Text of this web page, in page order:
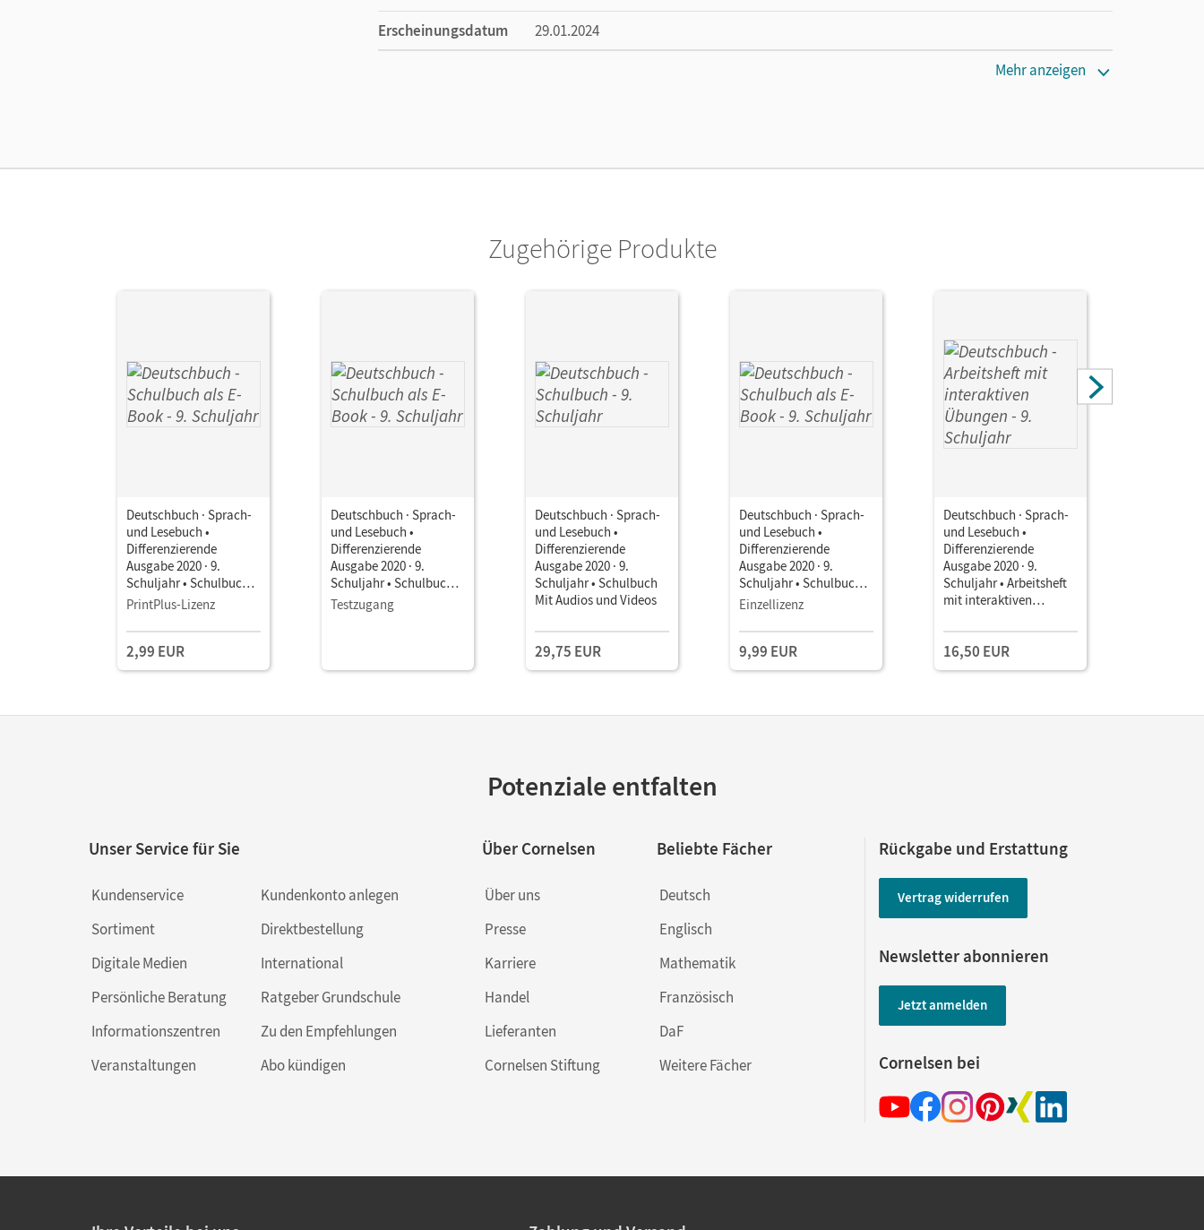
Erscheinungsdatum
29.01.2024
Mehr anzeigen
Zugehörige Produkte
Deutschbuch · Sprach-
und Lesebuch •
Differenzierende
Ausgabe 2020 · 9.
Schuljahr • Schulbuch
als E-Book Mit Medien
PrintPlus-Lizenz
2,99 EUR
Deutschbuch · Sprach-
und Lesebuch •
Differenzierende
Ausgabe 2020 · 9.
Schuljahr • Schulbuch
als E-Book Mit Medien
Testzugang
Deutschbuch · Sprach-
und Lesebuch •
Differenzierende
Ausgabe 2020 · 9.
Schuljahr • Schulbuch
Mit Audios und Videos
29,75 EUR
Deutschbuch · Sprach-
und Lesebuch •
Differenzierende
Ausgabe 2020 · 9.
Schuljahr • Schulbuch
als E-Book Mit Medien
Einzellizenz
9,99 EUR
Deutschbuch · Sprach-
und Lesebuch •
Differenzierende
Ausgabe 2020 · 9.
Schuljahr • Arbeitsheft
mit interaktiven
16,50 EUR
Potenziale entfalten
Unser Service für Sie
Kundenservice
Sortiment
Digitale Medien
Persönliche Beratung
Informationszentren
Veranstaltungen
Kundenkonto anlegen
Direktbestellung
International
Ratgeber Grundschule
Zu den Empfehlungen
Abo kündigen
Über Cornelsen
Über uns
Presse
Karriere
Handel
Lieferanten
Cornelsen Stiftung
Beliebte Fächer
Deutsch
Englisch
Mathematik
Französisch
DaF
Weitere Fächer
Rückgabe und Erstattung
Vertrag widerrufen
Newsletter abonnieren
Jetzt anmelden
Cornelsen bei